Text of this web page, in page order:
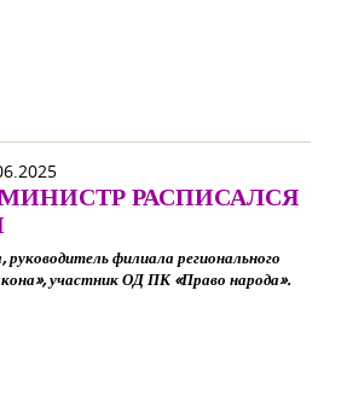
РАСПИСАЛСЯ
руководитель филиала регионального
участник ОД ПК «Право народа».